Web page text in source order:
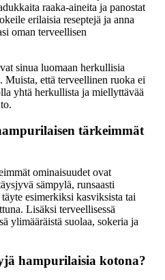
raaka-aineita ja panostat
erilaisia reseptejä ja anna
oman terveellisen
sinua luomaan herkullisia
Muista, että terveellinen ruoka ei
yhtä herkullista ja miellyttävää
tärkeimmät
ominaisuudet ovat
sämpylä, runsaasti
esimerkiksi kasviksista tai
Lisäksi terveellisessä
ylimääräistä suolaa, sokeria ja
hampurilaisia kotona?